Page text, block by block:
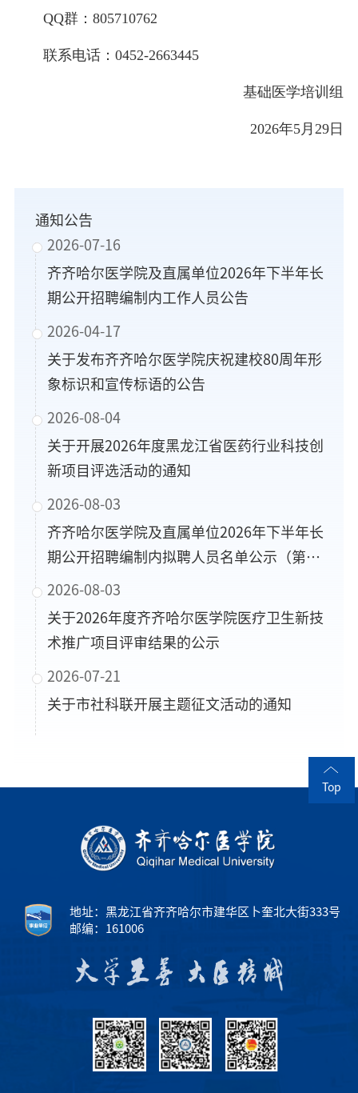
QQ群：805710762
联系电话：0452-2663445
基础医学培训组
2026年5月29日
通知公告
2026-07-16
齐齐哈尔医学院及直属单位2026年下半年长
期公开招聘编制内工作人员公告
2026-04-17
关于发布齐齐哈尔医学院庆祝建校80周年形
象标识和宣传标语的公告
2026-08-04
关于开展2026年度黑龙江省医药行业科技创
新项目评选活动的通知
2026-08-03
齐齐哈尔医学院及直属单位2026年下半年长
期公开招聘编制内拟聘人员名单公示（第一
批）
2026-08-03
关于2026年度齐齐哈尔医学院医疗卫生新技
术推广项目评审结果的公示
2026-07-21
关于市社科联开展主题征文活动的通知
Top
地址：黑龙江省齐齐哈尔市建华区卜奎北大街333号
邮编：161006